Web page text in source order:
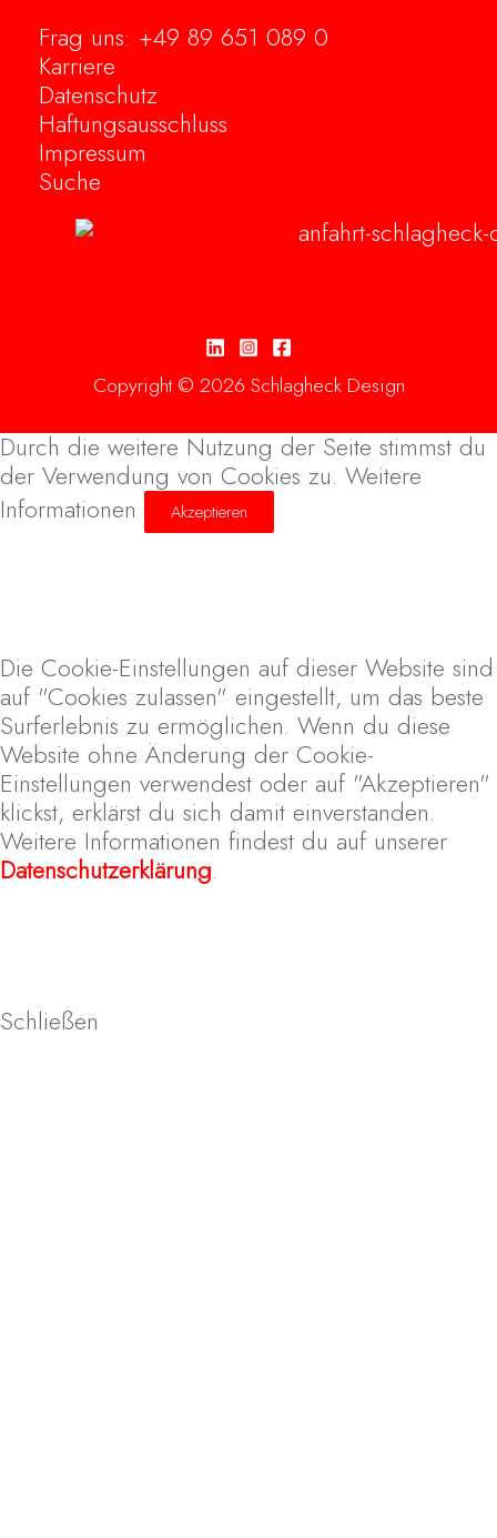
Frag uns: +49 89 651 089 0
Karriere
Datenschutz
Haftungsausschluss
Impressum
Suche
Copyright © 2026 Schlagheck Design
Durch die weitere Nutzung der Seite stimmst du
der Verwendung von Cookies zu. Weitere
Informationen
Akzeptieren
Die Cookie-Einstellungen auf dieser Website sind
auf "Cookies zulassen" eingestellt, um das beste
Surferlebnis zu ermöglichen. Wenn du diese
Website ohne Änderung der Cookie-
Einstellungen verwendest oder auf "Akzeptieren"
klickst, erklärst du sich damit einverstanden.
Weitere Informationen findest du auf unserer
Datenschutzerklärung.
Schließen